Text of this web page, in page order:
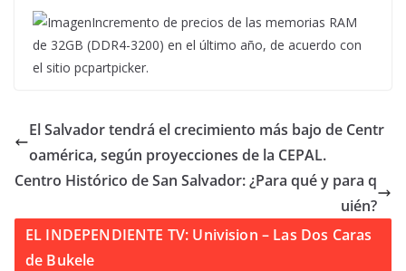
Incremento de precios de las memorias RAM
de 32GB (DDR4-3200) en el último año, de acuerdo con
el sitio pcpartpicker.
El Salvador tendrá el crecimiento más bajo de Centr
oamérica, según proyecciones de la CEPAL.
Centro Histórico de San Salvador: ¿Para qué y para q
uién?
EL INDEPENDIENTE TV: Univision – Las Dos Caras
de Bukele